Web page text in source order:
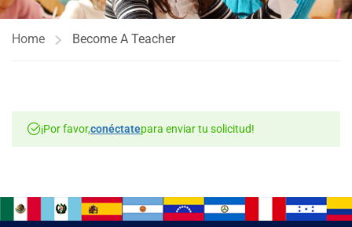
Home Become A Teacher
¡Por favor,conéctatepara enviar tu solicitud!